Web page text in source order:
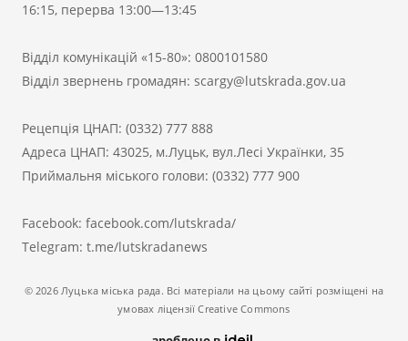
16:15, перерва 13:00—13:45
Відділ комунікацій «15-80»: 0800101580
Відділ звернень громадян: scargy@lutskrada.gov.ua
Рецепція ЦНАП: (0332) 777 888
Адреса ЦНАП: 43025, м.Луцьк, вул.Лесі Українки, 35
Приймальня міського голови: (0332) 777 900
Facebook: facebook.com/lutskrada/
Telegram: t.me/lutskradanews
© 2026 Луцька міська рада. Всі матеріали на цьому сайті розміщені на
умовах ліцензії Creative Commons